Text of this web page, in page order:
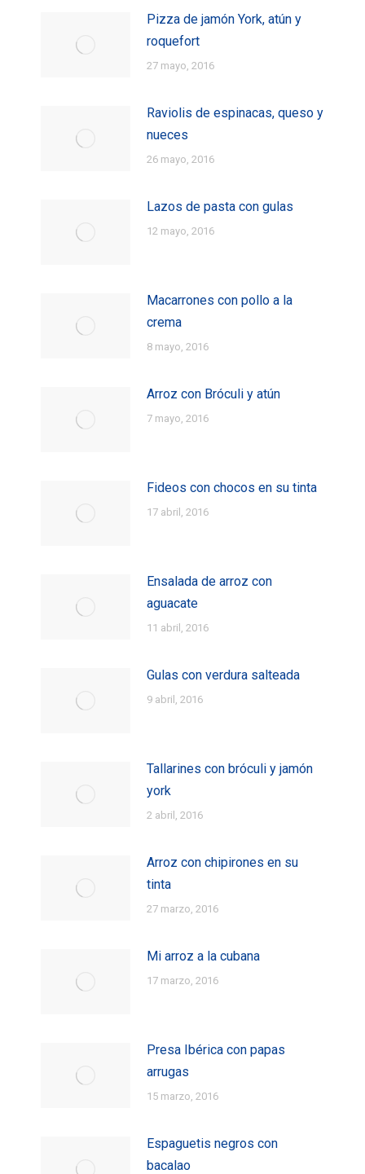
Pizza de jamón York, atún y
roquefort
27 mayo, 2016
Raviolis de espinacas, queso y
nueces
26 mayo, 2016
Lazos de pasta con gulas
12 mayo, 2016
Macarrones con pollo a la
crema
8 mayo, 2016
Arroz con Bróculi y atún
7 mayo, 2016
Fideos con chocos en su tinta
17 abril, 2016
Ensalada de arroz con
aguacate
11 abril, 2016
Gulas con verdura salteada
9 abril, 2016
Tallarines con bróculi y jamón
york
2 abril, 2016
Arroz con chipirones en su
tinta
27 marzo, 2016
Mi arroz a la cubana
17 marzo, 2016
Presa Ibérica con papas
arrugas
15 marzo, 2016
Espaguetis negros con
bacalao